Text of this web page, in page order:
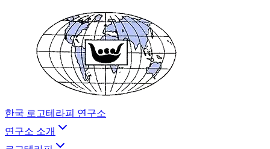
한국 로고테라피 연구소
연구소 소개